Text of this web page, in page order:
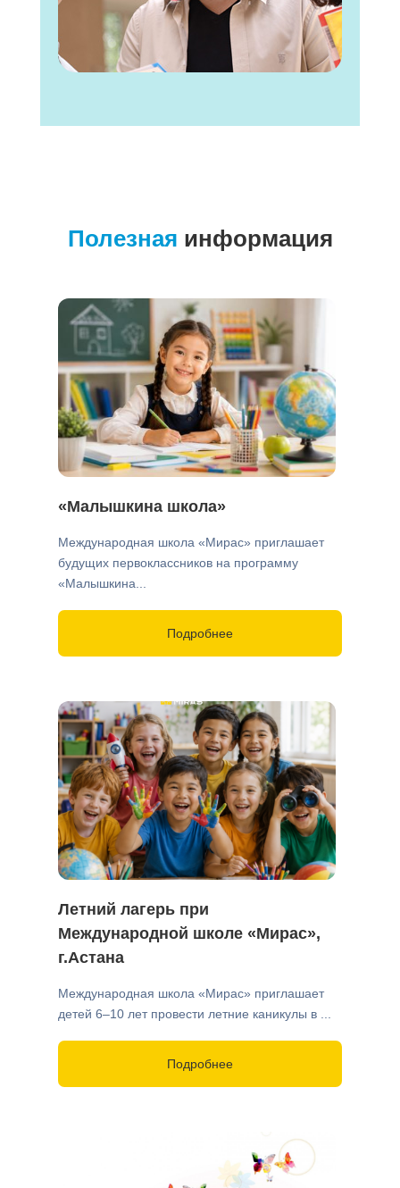
Полезная информация
«Малышкина школа»
Международная школа «Мирас» приглашает
будущих первоклассников на программу
«Малышкина...
Подробнее
Летний лагерь при
Международной школе «Мирас»,
г.Астана
Международная школа «Мирас» приглашает
детей 6–10 лет провести летние каникулы в ...
Подробнее